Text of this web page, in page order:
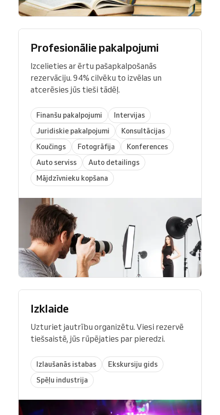
Profesionālie pakalpojumi
Izcelieties ar ērtu pašapkalpošanās
rezervāciju. 94% cilvēku to izvēlas un
atcerēsies jūs tieši tādēļ.
Finanšu pakalpojumi
Intervijas
Juridiskie pakalpojumi
Konsultācijas
Koučings
Fotogrāfija
Konferences
Auto serviss
Auto detailings
Mājdzīvnieku kopšana
Izklaide
Uzturiet jautrību organizētu. Viesi rezervē
tiešsaistē, jūs rūpējaties par pieredzi.
Izlaušanās istabas
Ekskursiju gids
Spēļu industrija